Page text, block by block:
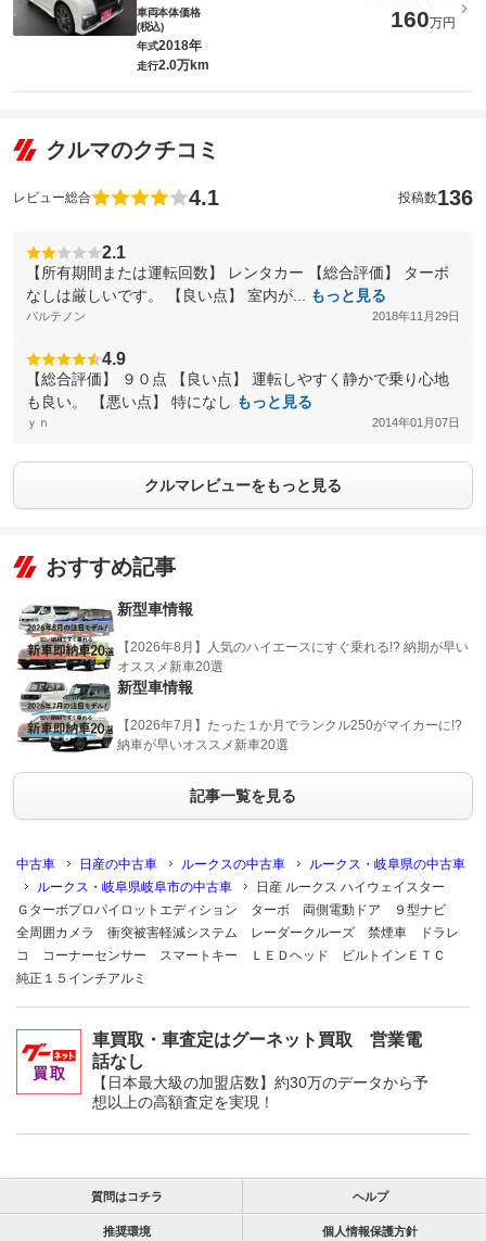
車両本体価格
(税込)
160万円
年式2018年
走行2.0万km
クルマのクチコミ
レビュー総合 4.1 投稿数136
2.1
【所有期間または運転回数】 レンタカー 【総合評価】 ターボ
なしは厳しいです。 【良い点】 室内が...
もっと見る
パルテノン 2018年11月29日
4.9
【総合評価】 ９０点 【良い点】 運転しやすく静かで乗り心地
も良い。 【悪い点】 特になし もっと見る
ｙｎ 2014年01月07日
クルマレビューをもっと見る
おすすめ記事
新型車情報
【2026年8月】人気のハイエースにすぐ乗れる!? 納期が早い
オススメ新車20選
新型車情報
【2026年7月】たった１か月でランクル250がマイカーに!?
納車が早いオススメ新車20選
記事一覧を見る
中古車 日産の中古車 ルークスの中古車
ルークス・岐阜県の中古車
ルークス・岐阜県岐阜市の中古車
日産 ルークス ハイウェイスター
Ｇターボプロパイロットエディション ターボ 両側電動ドア ９型ナビ
全周囲カメラ 衝突被害軽減システム レーダークルーズ 禁煙車 ドラレ
コ コーナーセンサー スマートキー ＬＥＤヘッド ビルトインＥＴＣ
純正１５インチアルミ
車買取・車査定はグーネット買取 営業電
話なし
【日本最大級の加盟店数】約30万のデータから予
想以上の高額査定を実現！
質問はコチラ ヘルプ
推奨環境 個人情報保護方針